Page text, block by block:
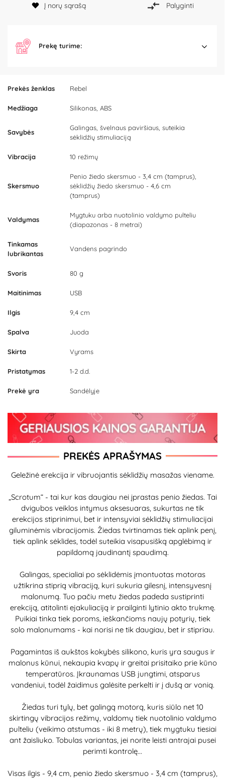
Prekės ženklas Rebel
Medžiaga Silikonas, ABS
Savybės
Galingas, švelnaus paviršiaus, suteikia
sėklidžių stimuliaciją
Vibracija 10 režimų
Skersmuo
Penio žiedo skersmuo - 3,4 cm (tamprus),
sėklidžių žiedo skersmuo - 4,6 cm
(tamprus)
Valdymas
Mygtuku arba nuotolinio valdymo pulteliu
(diapazonas - 8 metrai)
Tinkamas
lubrikantas
Vandens pagrindo
Svoris 80 g
Maitinimas USB
Ilgis 9,4 cm
Spalva Juoda
Skirta Vyrams
Pristatymas 1-2 d.d.
Prekė yra Sandėlyje
Į norų sąrašą Palyginti
Prekę turime:
PREKĖS APRAŠYMAS
Geležinė erekcija ir vibruojantis sėklidžių masažas viename.
„Scrotum“ - tai kur kas daugiau nei įprastas penio žiedas. Tai
dvigubos veiklos intymus aksesuaras, sukurtas ne tik
erekcijos stiprinimui, bet ir intensyviai sėklidžių stimuliacijai
giluminėmis vibracijomis. Žiedas tvirtinamas tiek aplink penį,
tiek aplink sėklides, todėl suteikia visapusišką apglėbimą ir
papildomą jaudinantį spaudimą.
Galingas, specialiai po sėklidėmis įmontuotas motoras
užtikrina stiprią vibraciją, kuri sukuria gilesnį, intensyvesnį
malonumą. Tuo pačiu metu žiedas padeda sustiprinti
erekciją, atitolinti ejakuliaciją ir prailginti lytinio akto trukmę.
Puikiai tinka tiek poroms, ieškančioms naujų potyrių, tiek
solo malonumams - kai norisi ne tik daugiau, bet ir stipriau.
Pagamintas iš aukštos kokybės silikono, kuris yra saugus ir
malonus kūnui, nekaupia kvapų ir greitai prisitaiko prie kūno
temperatūros. Įkraunamas USB jungtimi, atsparus
vandeniui, todėl žaidimus galėsite perkelti ir į dušą ar vonią.
Žiedas turi tylų, bet galingą motorą, kuris siūlo net 10
skirtingų vibracijos režimų, valdomų tiek nuotolinio valdymo
pulteliu (veikimo atstumas - iki 8 metrų), tiek mygtuku tiesiai
ant žaisliuko. Tobulas variantas, jei norite leisti antrajai pusei
perimti kontrolę...
Visas ilgis - 9,4 cm, penio žiedo skersmuo - 3,4 cm (tamprus),